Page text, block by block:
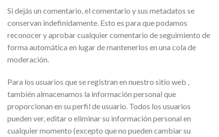
Si dejás un comentario, el comentario y sus metadatos se
conservan indefinidamente. Esto es para que podamos
reconocer y aprobar cualquier comentario de seguimiento de
forma automática en lugar de mantenerlos en una cola de
moderación.
Para los usuarios que se registran en nuestro sitio web ,
también almacenamos la información personal que
proporcionan en su perfil de usuario. Todos los usuarios
pueden ver, editar o eliminar su información personal en
cualquier momento (excepto que no pueden cambiar su